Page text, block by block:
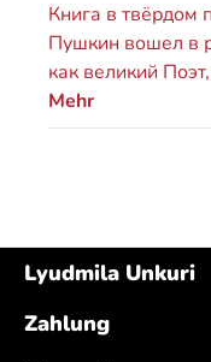
Книга в твёрдом
Пушкин вошел в
как великий
Mehr
Lyudmila Unkuri
Zahlung